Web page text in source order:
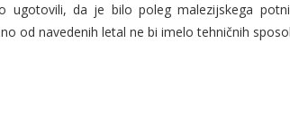
ugotovili, da je bilo poleg malezijskega
od navedenih letal ne bi imelo tehničnih